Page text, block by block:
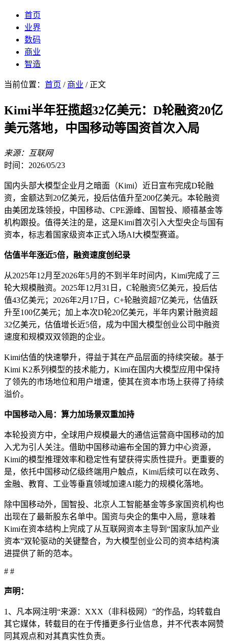
首页
业界
数码
商业
智造
当前位置： 首页 / 商业 / 正文
Kimi半年狂揽超32亿美元：D轮融资20亿
美元落地，中国移动等国资首次入局
来源：互联网
时间：2026/05/23
国内头部大模型企业月之暗面（Kimi）近日宣布完成D轮融
资，金额达到20亿美元，投后估值升至200亿美元。本轮融资
由美团龙珠领投，中国移动、CPE源峰、国智投、顺禧基金等
机构跟投。值得关注的是，这是Kimi首次引入大型央企与国有
资本，标志着国家级资本正式入场AI大模型赛道。
估值半年涨近5倍，融资速度创纪录
从2025年12月至2026年5月的不到半年时间内，Kimi完成了三
轮大规模融资。2025年12月31日，C轮融资5亿美元，投后估
值43亿美元；2026年2月17日，C+轮融资超7亿美元，估值跃
升至100亿美元；加上本次D轮20亿美元，半年内累计融资超
32亿美元，估值增长近5倍，成为中国大模型创业公司中融资
速度和规模双双领跑的企业。
Kimi估值的快速攀升，得益于其在产品层面的持续突破。基于
Kimi K2系列模型的技术能力，Kimi在国内大模型应用中保持
了领先的市场地位和用户增速，使其在资本市场上获得了持续
溢价。
中国移动入局：算力加场景双重加持
本轮投资方中，全球用户规模最大的通信运营商中国移动的加
入尤为引人关注。借助中国移动遍布全国的算力中心资源，
Kimi的模型推理效率和稳定性有望获得实质性提升。更重要的
是，依托中国移动亿级终端用户触点，Kimi后续可以在政务、
金融、教育、工业等垂直领域加速AI能力的规模化落地。
除中国移动外，国智投、北京人工智能基金等多家国资机构也
出现在了最新股东名单中。国资与央企的集中入局，意味着
Kimi在资本结构上完成了从互联网资本主导到“国家队加产业
资本”双轮驱动的关键整合，为大模型创业公司的资本结构演
进提供了新的范本。
# #
声明：
1、凡本网注明“来源：XXX（非科极网）”的作品，均转载自
其它媒体，转载目的在于传播更多行业信息，并不代表本网赞
同其观点和对其真实性负责。